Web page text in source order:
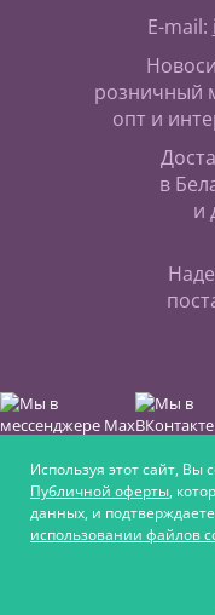
E-mail:
розничный
опт и
в
и
Интернет-магазин
Используя этот сайт,
Публичной оферты,
данных, и
использовании файлов